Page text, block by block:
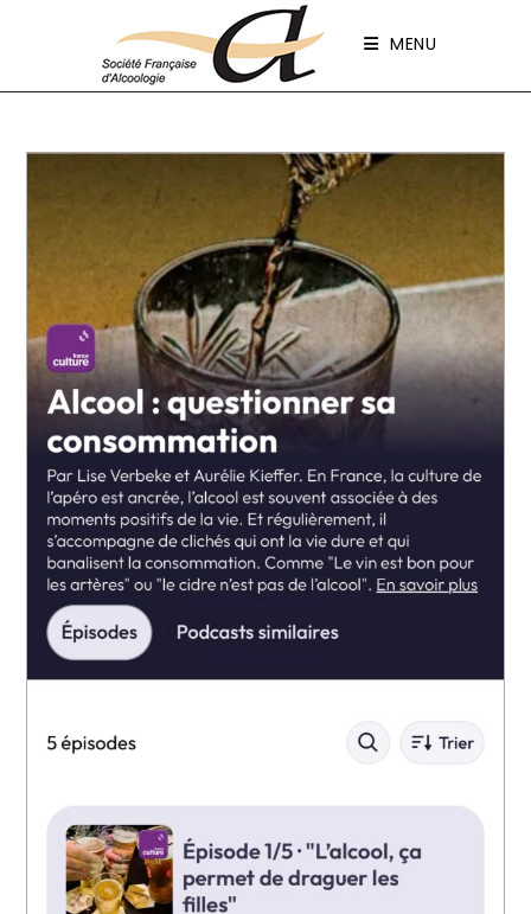
Panneau de gestion des cookies
MENU